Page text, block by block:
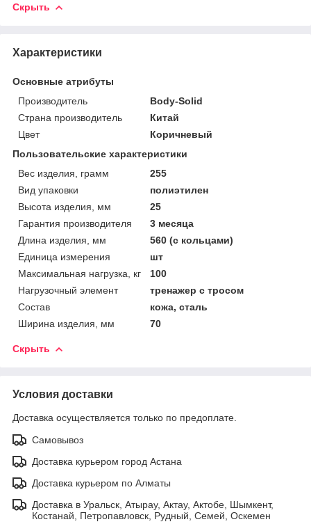
Скрыть
Характеристики
Основные атрибуты
Производитель
Body-Solid
Страна производитель
Китай
Цвет
Коричневый
Пользовательские характеристики
Вес изделия, грамм
255
Вид упаковки
полиэтилен
Высота изделия, мм
25
Гарантия производителя
3 месяца
Длина изделия, мм
560 (с кольцами)
Единица измерения
шт
Максимальная нагрузка, кг
100
Нагрузочный элемент
тренажер с тросом
Состав
кожа, сталь
Ширина изделия, мм
70
Скрыть
Условия доставки
Доставка осуществляется только по предоплате.
Самовывоз
Доставка курьером город Астана
Доставка курьером по Алматы
Доставка в Уральск, Атырау, Актау, Актобе, Шымкент,
Костанай, Петропавловск, Рудный, Семей, Оскемен